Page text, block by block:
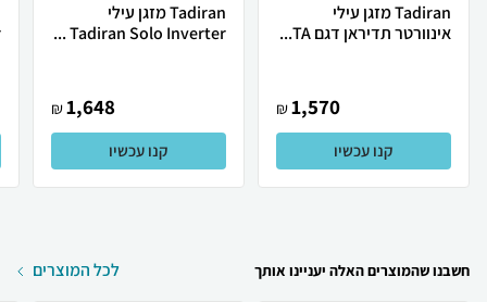
Tadiran מזגן עילי
אינוורטר תדיראן דגם TA...
1,570
₪
קנו עכשיו
Tadiran מזגן עילי
Tadiran Solo Inverter ...
1,648
₪
קנו עכשיו
חשבנו שהמוצרים האלה יעניינו אותך לכל המוצרים